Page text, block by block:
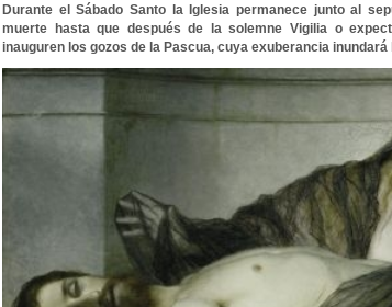
Durante el Sábado Santo la Iglesia permanece junto al
muerte hasta que después de la solemne Vigilia o
inauguren los gozos de la Pascua, cuya exuberancia